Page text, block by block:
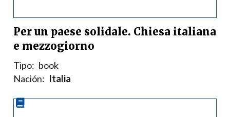
Per un paese solidale. Chiesa italiana
e mezzogiorno
Tipo: book
Nación: Italia